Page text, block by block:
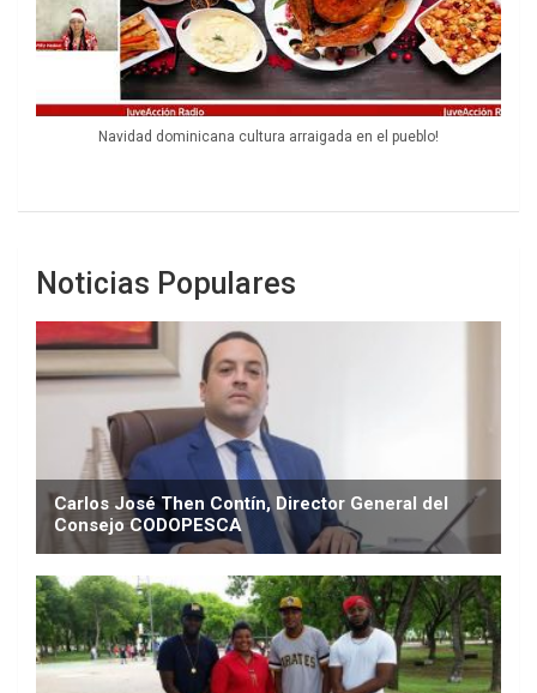
Navidad dominicana cultura arraigada en el pueblo!
Noticias Populares